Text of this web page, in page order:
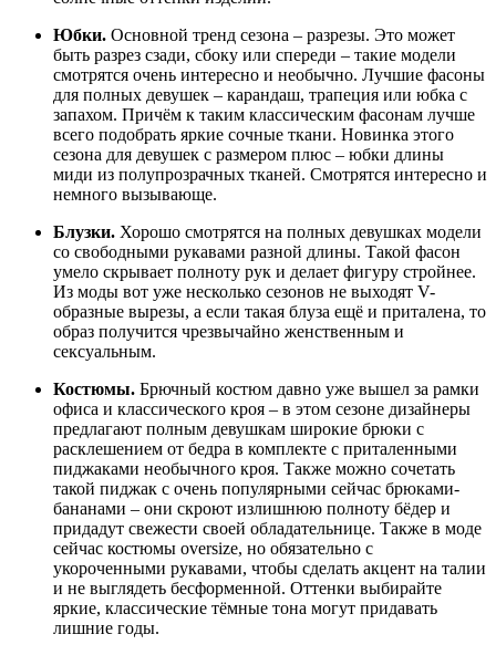
Юбки. Основной тренд сезона – разрезы. Это может
быть разрез сзади, сбоку или спереди – такие модели
смотрятся очень интересно и необычно. Лучшие фасоны
для полных девушек – карандаш, трапеция или юбка с
запахом. Причём к таким классическим фасонам лучше
всего подобрать яркие сочные ткани. Новинка этого
сезона для девушек с размером плюс – юбки длины
миди из полупрозрачных тканей. Смотрятся интересно и
немного вызывающе.
Блузки. Хорошо смотрятся на полных девушках модели
со свободными рукавами разной длины. Такой фасон
умело скрывает полноту рук и делает фигуру стройнее.
Из моды вот уже несколько сезонов не выходят V-
образные вырезы, а если такая блуза ещё и приталена, то
образ получится чрезвычайно женственным и
сексуальным.
Костюмы. Брючный костюм давно уже вышел за рамки
офиса и классического кроя – в этом сезоне дизайнеры
предлагают полным девушкам широкие брюки с
расклешением от бедра в комплекте с приталенными
пиджаками необычного кроя. Также можно сочетать
такой пиджак с очень популярными сейчас брюками-
бананами – они скроют излишнюю полноту бёдер и
придадут свежести своей обладательнице. Также в моде
сейчас костюмы oversize, но обязательно с
укороченными рукавами, чтобы сделать акцент на талии
и не выглядеть бесформенной. Оттенки выбирайте
яркие, классические тёмные тона могут придавать
лишние годы.